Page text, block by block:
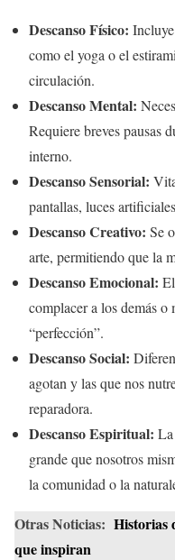
Descanso Físico:
como el yoga o el
circulación.
Descanso Mental:
Requiere breves pausas
interno.
Descanso Sensorial:
pantallas, luces
Descanso Creativo: Se
arte, permitiendo que la
Descanso Emocional:
complacer a los demás o
“perfección”.
Descanso Social:
agotan y las que nos
reparadora.
Descanso Espiritual:
grande que nosotros
la comunidad o la
Otras Noticias: Historias
que inspiran